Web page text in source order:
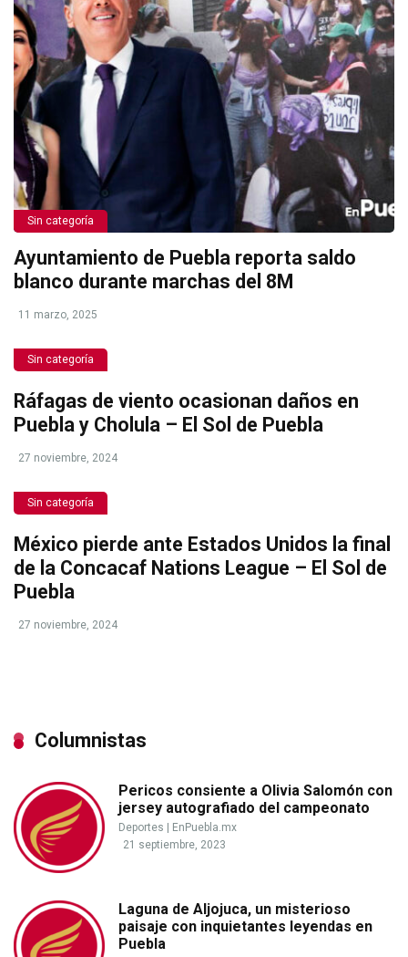
Sin categoría
Ayuntamiento de Puebla reporta saldo
blanco durante marchas del 8M
11 marzo, 2025
Sin categoría
Ráfagas de viento ocasionan daños en
Puebla y Cholula – El Sol de Puebla
27 noviembre, 2024
Sin categoría
México pierde ante Estados Unidos la final
de la Concacaf Nations League – El Sol de
Puebla
27 noviembre, 2024
Columnistas
Pericos consiente a Olivia Salomón con
jersey autografiado del campeonato
Deportes
EnPuebla.mx
21 septiembre, 2023
Laguna de Aljojuca, un misterioso
paisaje con inquietantes leyendas en
Puebla